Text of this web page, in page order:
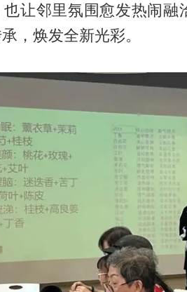
让邻里氛围愈发热闹
，焕发全新光彩。